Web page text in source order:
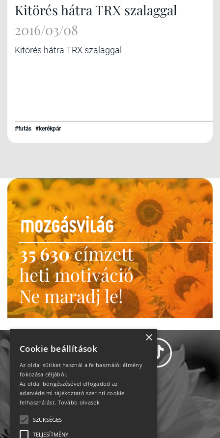
Kitörés hátra TRX szalaggal
2016/03/08
Kitörés hátra TRX szalaggal
#futás #kerékpár
35 630címzett
heti motiváció
Ne maradj le!
Adatvédelem
×
Cookie beállítások
Az oldal sütiket használ a felhasználói élmény
fokozása céljából.
Az oldal böngészésével elfogadod az
adatvédelmi tájékoztató szerinti cookie
felhasználást. Tovább olvasok
SZÜKSÉGES
TELJESÍTMÉNY